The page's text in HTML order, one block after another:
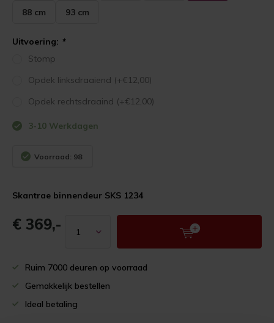
88 cm 93 cm
Uitvoering: *
Stomp
Opdek linksdraaiend (+€12,00)
Opdek rechtsdraaind (+€12,00)
3-10 Werkdagen
Voorraad: 98
Skantrae binnendeur SKS 1234
€ 369,-
Ruim 7000 deuren op voorraad
Gemakkelijk bestellen
Ideal betaling